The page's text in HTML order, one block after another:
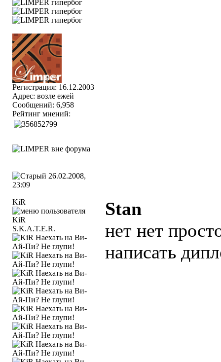
Регистрация: 16.12.2003
Адрес: возле ежей
Сообщений: 6,958
Рейтинг мнений:
26.02.2008,
23:09
KiR
S.K.A.T.E.R.
Stan
нет нет
написать